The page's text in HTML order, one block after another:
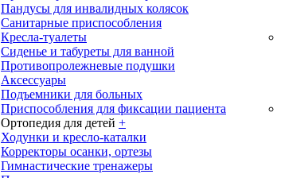
Пандусы для инвалидных колясок
Санитарные приспособления
Кресла-туалеты
Сиденье и табуреты для ванной
Противопролежневые подушки
Аксессуары
Подъемники для больных
Приспособления для фиксации пациента
Ортопедия для детей +
Ходунки и кресло-каталки
Корректоры осанки, ортезы
Гимнастические тренажеры